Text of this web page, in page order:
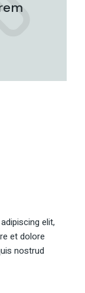
elit,
et dolore
nostrud